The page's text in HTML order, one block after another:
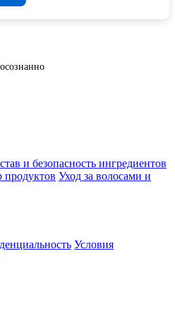
и безопасность ингредиентов
продуктов Уход за волосами и
Условия